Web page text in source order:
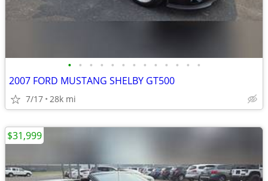
• • • • • • • • • • • • •
2007 FORD MUSTANG SHELBY GT500
7/17 28k mi
$31,999